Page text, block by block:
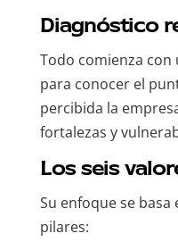
Diagnóstico
Todo comienza
para conocer el
percibida la
fortalezas y
Los seis
Su enfoque se
pilares: